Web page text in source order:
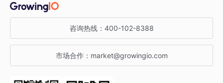
金融行业
获客分析
增长公开课
增长博客
关于 GrowingIO
增长大会
咨询热线： 400-102-8388
市场合作： market@growingio.com